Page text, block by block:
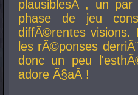
plausiblesÂ , un par
phase de jeu
diffÃ©rentes visions.
les rÃ©ponses
donc un peu
adore Ã§aÂ !